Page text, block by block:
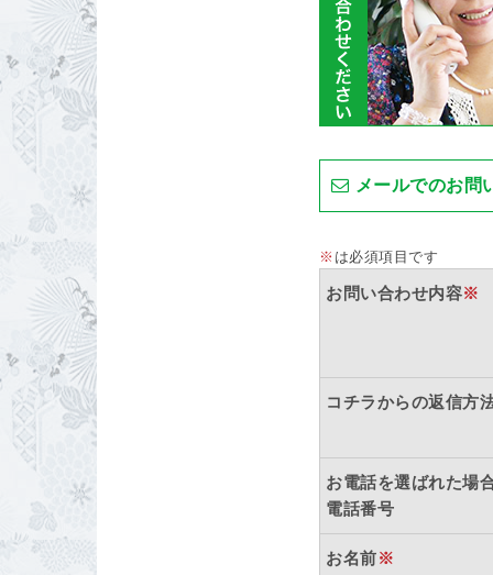
メールでのお問
※ は必須項目です
お問い合わせ内容※
コチラからの返信方
お電話を選ばれた場
電話番号
お名前※